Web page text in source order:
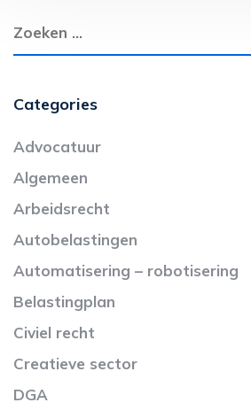
Categories
Advocatuur
Algemeen
Arbeidsrecht
Autobelastingen
Automatisering – robotisering
Belastingplan
Civiel recht
Creatieve sector
DGA